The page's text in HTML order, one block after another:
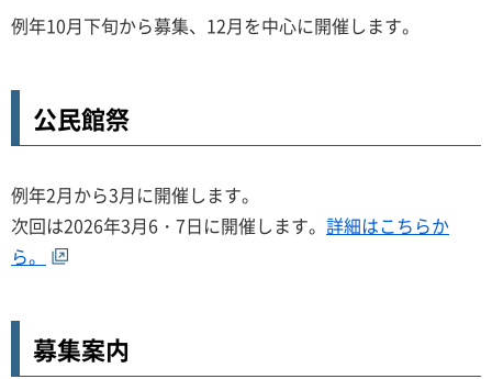
例年10月下旬から募集、12月を中心に開催します。
公民館祭
例年2月から3月に開催します。
次回は2026年3月6・7日に開催します。 詳細はこちらか
ら。
募集案内